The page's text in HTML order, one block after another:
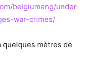
belgiumeng/under-
war-crimes/
quelques mètres de